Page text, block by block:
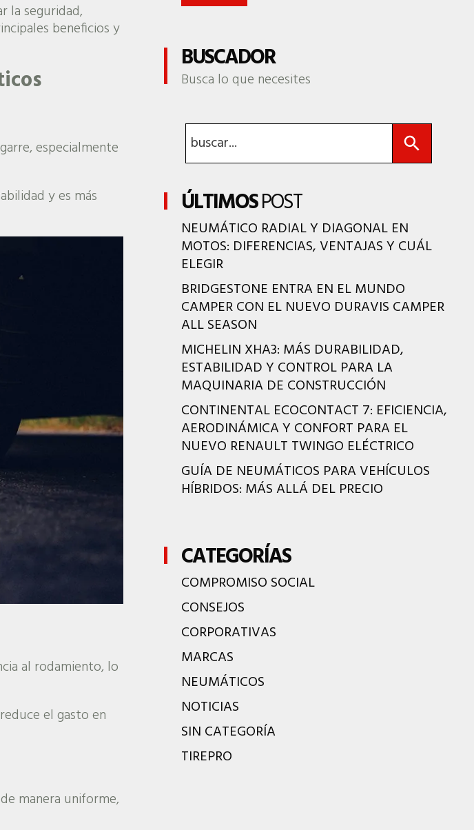
la seguridad,
beneficios y
especialmente
y es más
al rodamiento, lo
el gasto en
manera uniforme,
BUSCADOR
Busca lo que necesites
ÚLTIMOSPOST
NEUMÁTICO RADIAL Y DIAGONAL EN
MOTOS: DIFERENCIAS, VENTAJAS Y CUÁL
ELEGIR
BRIDGESTONE ENTRA EN EL MUNDO
CAMPER CON EL NUEVO DURAVIS CAMPER
ALL SEASON
MICHELIN XHA3: MÁS DURABILIDAD,
ESTABILIDAD Y CONTROL PARA LA
MAQUINARIA DE CONSTRUCCIÓN
CONTINENTAL ECOCONTACT 7: EFICIENCIA,
AERODINÁMICA Y CONFORT PARA EL
NUEVO RENAULT TWINGO ELÉCTRICO
GUÍA DE NEUMÁTICOS PARA VEHÍCULOS
HÍBRIDOS: MÁS ALLÁ DEL PRECIO
CATEGORÍAS
COMPROMISO SOCIAL
CONSEJOS
CORPORATIVAS
MARCAS
NEUMÁTICOS
NOTICIAS
SIN CATEGORÍA
TIREPRO